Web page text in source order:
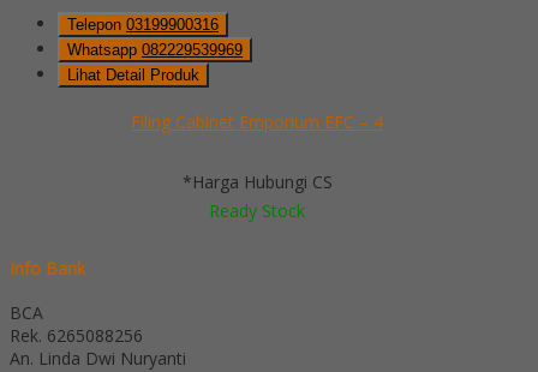
Telepon 03199900316
Whatsapp 082229539969
Lihat Detail Produk
Filing Cabinet Emporium EFC – 4
*Harga Hubungi CS
Ready Stock
Info Bank
BCA
Rek. 6265088256
An. Linda Dwi Nuryanti